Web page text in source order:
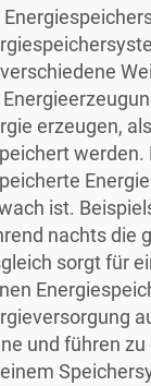
erzeugen,
werden.
ist.
nachts die
sorgt für
und führen